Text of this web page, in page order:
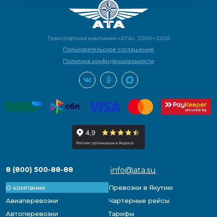
Транспортная компания «АТА», 2000—2026
Пользовательское соглашение
Политика конфиденциальности
8 (800) 500-88-88 info@ata.su
О компании
Превозки в Якутию
Авиаперевозки
Чартерные рейсы
Автоперевозки
Тарифы